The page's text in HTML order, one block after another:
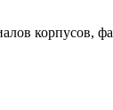
корпусов,